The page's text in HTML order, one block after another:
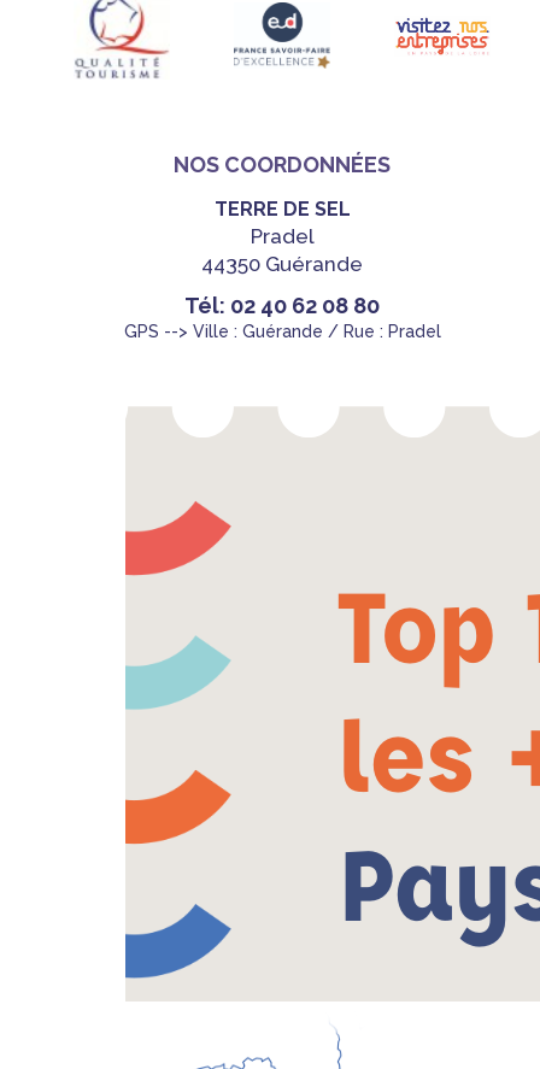
NOS COORDONNÉES
TERRE DE SEL
Pradel
44350 Guérande
Tél: 02 40 62 08 80
GPS --> Ville : Guérande / Rue : Pradel